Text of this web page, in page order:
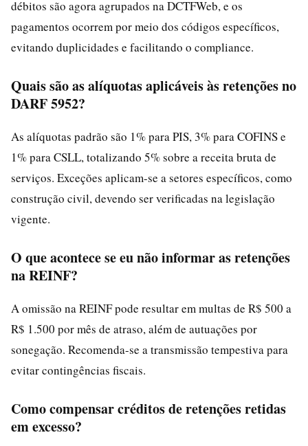
débitos são agora agrupados na DCTFWeb, e os
pagamentos ocorrem por meio dos códigos específicos,
evitando duplicidades e facilitando o compliance.
Quais são as alíquotas aplicáveis às retenções no
DARF 5952?
As alíquotas padrão são 1% para PIS, 3% para COFINS e
1% para CSLL, totalizando 5% sobre a receita bruta de
serviços. Exceções aplicam-se a setores específicos, como
construção civil, devendo ser verificadas na legislação
vigente.
O que acontece se eu não informar as retenções
na REINF?
A omissão na REINF pode resultar em multas de R$ 500 a
R$ 1.500 por mês de atraso, além de autuações por
sonegação. Recomenda-se a transmissão tempestiva para
evitar contingências fiscais.
Como compensar créditos de retenções retidas
em excesso?